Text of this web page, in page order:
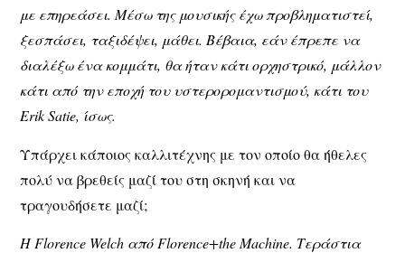
με επηρεάσει. Μέσω της μουσικής έχω προβληματιστεί,
ξεσπάσει, ταξιδέψει, μάθει. Βέβαια, εάν έπρεπε να
διαλέξω ένα κομμάτι, θα ήταν κάτι ορχηστρικό, μάλλον
κάτι από την εποχή του υστερορομαντισμού, κάτι του
Erik Satie, ίσως.
Υπάρχει κάποιος καλλιτέχνης με τον οποίο θα ήθελες
πολύ να βρεθείς μαζί του στη σκηνή και να
τραγουδήσετε μαζί;
Η Florence Welch από Florence+the Machine. Τεράστια